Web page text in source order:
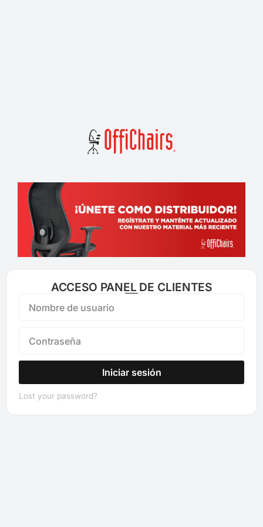
ACCESO PANEL DE CLIENTES
Iniciar sesión
Lost your password?